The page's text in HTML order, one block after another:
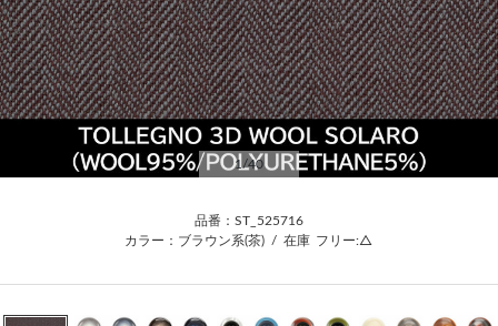
1 /40
品番：ST_525716
カラー：ブラウン系(茶) / 在庫 フリー:△